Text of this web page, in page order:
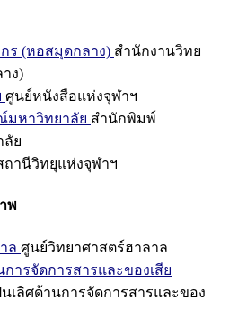
ร (หอสมุดกลาง) สำนักงานวิทย
ง)
ศูนย์หนังสือแห่งจุฬาฯ
มหาวิทยาลัย สำนักพิมพ์
ลัย
ถานีวิทยุแห่งจุฬาฯ
พ
ล ศูนย์วิทยาศาสตร์ฮาลาล
ารจัดการสารและของเสีย
เลิศด้านการจัดการสารและของ